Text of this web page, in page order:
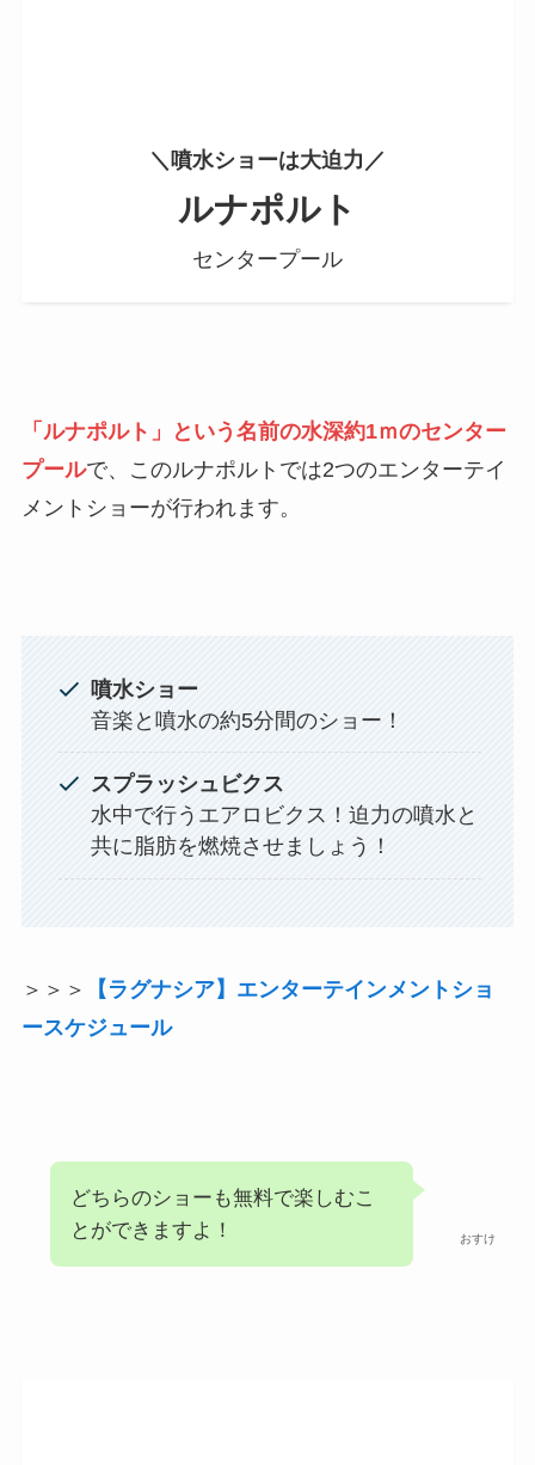
＼噴水ショーは大迫力／
ルナポルト
センタープール
「ルナポルト」という名前の水深約1ｍのセンター
プールで、このルナポルトでは2つのエンターテイ
メントショーが行われます。
噴水ショー
音楽と噴水の約5分間のショー！
スプラッシュビクス
水中で行うエアロビクス！迫力の噴水と
共に脂肪を燃焼させましょう！
＞＞＞
【ラグナシア】エンターテインメントショ
ースケジュール
おすけ
どちらのショーも無料で楽しむこ
とができますよ！